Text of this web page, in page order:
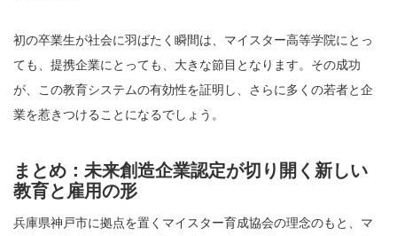
初の卒業生が社会に羽ばたく瞬間は、マイスター高等学院にとっ
ても、提携企業にとっても、大きな節目となります。その成功
が、この教育システムの有効性を証明し、さらに多くの若者と企
業を惹きつけることになるでしょう。
まとめ：未来創造企業認定が切り開く新しい
教育と雇用の形
兵庫県神戸市に拠点を置くマイスター育成協会の理念のもと、マ